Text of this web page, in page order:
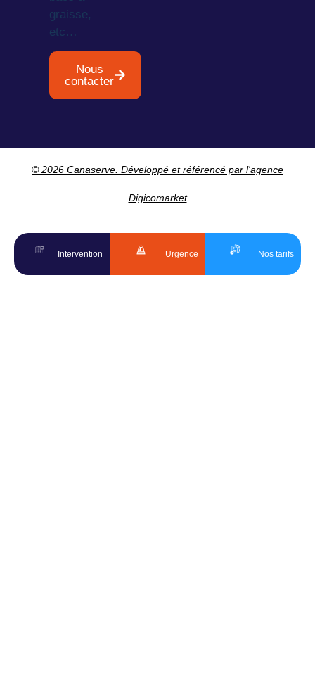
graisse,
etc…
Nous
contacter
© 2026 Canaserve. Développé et référencé par l'agence
Digicomarket
Intervention Urgence Nos tarifs